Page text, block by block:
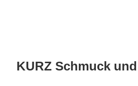
KURZ Schmuck